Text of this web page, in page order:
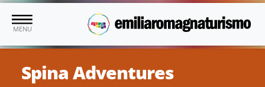
MENU
Spina Adventures